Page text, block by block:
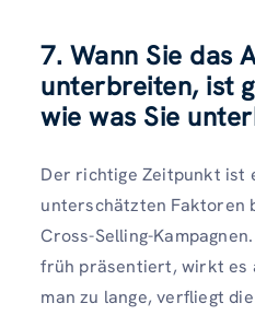
7. Wann Sie das
unterbreiten, ist
wie was Sie
Der richtige Zeitpunkt ist
unterschätzten Faktoren
Cross-Selling-
früh präsentiert, wirkt es
man zu lange, verfliegt